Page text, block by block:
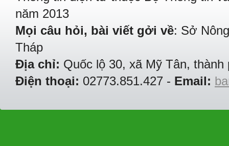
năm 2013
Mọi câu hỏi, bài viết gởi về: Sở
Tháp
Địa chỉ: Quốc lộ 30, xã Mỹ Tân,
Điện thoại: 02773.851.427 - Email: